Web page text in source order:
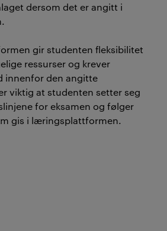
dersom det er angitt i
gir studenten fleksibilitet
ressurser og krever
innenfor den angitte
viktig at studenten setter seg
for eksamen og følger
gis i læringsplattformen.